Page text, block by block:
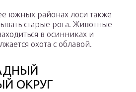
южных районах лоси также
старые рога. Животные
в осинниках и
охота с облавой.
ОКРУГ